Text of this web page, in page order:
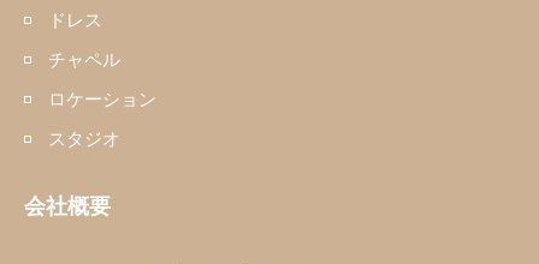
ドレス
チャペル
ロケーション
スタジオ
会社概要